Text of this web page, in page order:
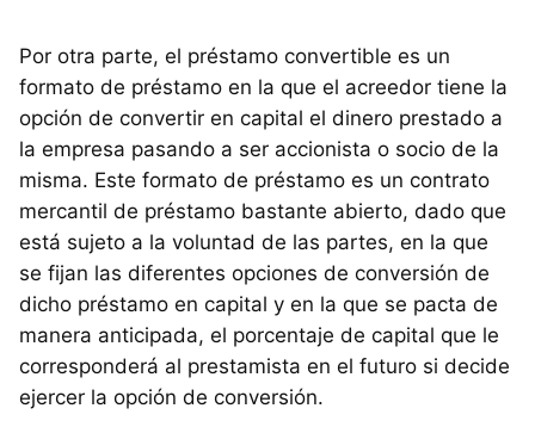
Por otra parte, el préstamo convertible es un
formato de préstamo en la que el acreedor tiene la
opción de convertir en capital el dinero prestado a
la empresa pasando a ser accionista o socio de la
misma. Este formato de préstamo es un contrato
mercantil de préstamo bastante abierto, dado que
está sujeto a la voluntad de las partes, en la que
se fijan las diferentes opciones de conversión de
dicho préstamo en capital y en la que se pacta de
manera anticipada, el porcentaje de capital que le
corresponderá al prestamista en el futuro si decide
ejercer la opción de conversión.